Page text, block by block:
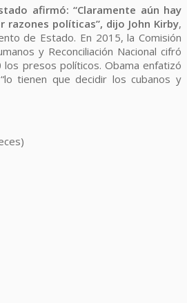
afirmó: “Claramente aún hay
razones políticas”, dijo John Kirby,
de Estado. En 2015, la Comisión
y Reconciliación Nacional cifró
presos políticos. Obama enfatizó
tienen que decidir los cubanos y